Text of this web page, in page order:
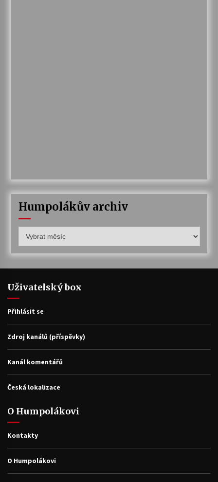
Humpolákův archiv
archiv
Uživatelský box
Přihlásit se
Zdroj kanálů (příspěvky)
Kanál komentářů
Česká lokalizace
O Humpolákovi
Kontakty
O Humpolákovi